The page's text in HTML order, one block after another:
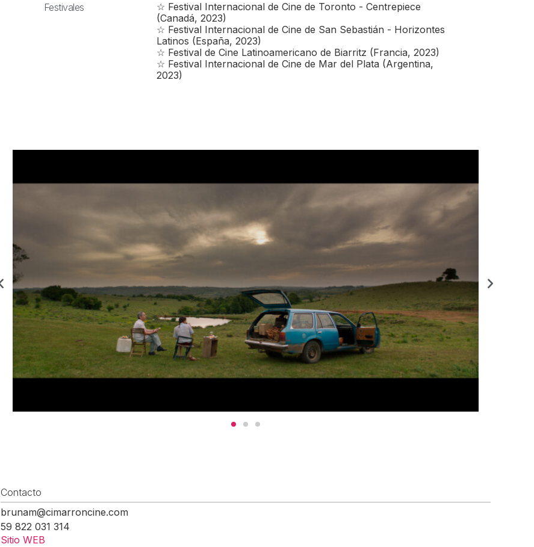
Festivales
☆ Festival Internacional de Cine de Toronto - Centrepiece
(Canadá, 2023)
☆ Festival Internacional de Cine de San Sebastián - Horizontes
Latinos (España, 2023)
☆ Festival de Cine Latinoamericano de Biarritz (Francia, 2023)
☆ Festival Internacional de Cine de Mar del Plata (Argentina,
2023)
Contacto
brunam@cimarroncine.com
59 822 031 314
Sitio WEB